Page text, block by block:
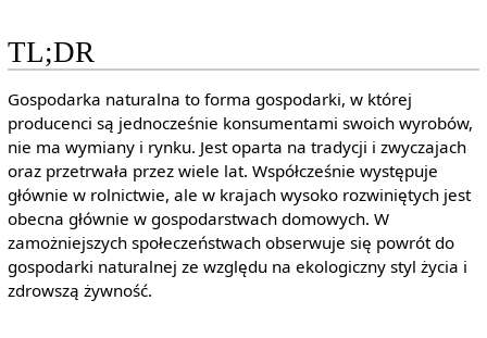
TL;DR
Gospodarka naturalna to forma gospodarki, w której
producenci są jednocześnie konsumentami swoich wyrobów,
nie ma wymiany i rynku. Jest oparta na tradycji i zwyczajach
oraz przetrwała przez wiele lat. Współcześnie występuje
głównie w rolnictwie, ale w krajach wysoko rozwiniętych jest
obecna głównie w gospodarstwach domowych. W
zamożniejszych społeczeństwach obserwuje się powrót do
gospodarki naturalnej ze względu na ekologiczny styl życia i
zdrowszą żywność.